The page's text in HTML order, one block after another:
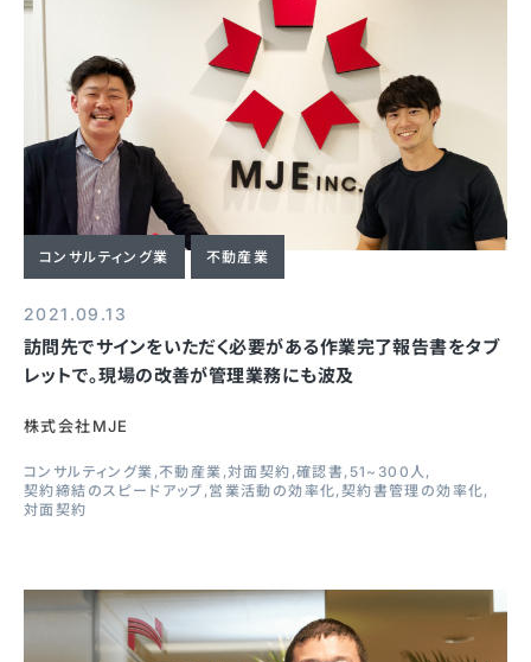
コンサルティング業 不動産業
2021.09.13
訪問先でサインをいただく必要がある作業完了報告書をタブ
レットで。現場の改善が管理業務にも波及
株式会社MJE
コンサルティング業 不動産業 対面契約 確認書 51~300人
契約締結のスピードアップ 営業活動の効率化 契約書管理の効率化
対面契約